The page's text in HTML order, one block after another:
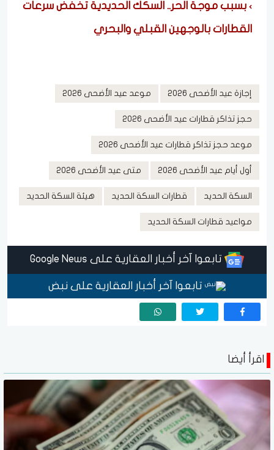
بسبب موجة الحر.. السكك الحديدية تخفض سرعات
القطارات بالوجهين القبلي والبحري
إجازة عيد الأضحى 2026 موعد عيد الأضحى 2026
حجز تذاكر قطارات عيد الأضحى 2026
موعد حجز تذاكر قطارات عيد الأضحى 2026
أول أيام عيد الأضحى 2026 متى عيد الأضحى 2026
السكة الحديد قطارات السكة الحديد هيئة السكة الحديد
مواعيد قطارات السكة الحديد
تابعوا آخر أخبار العقارية على Google News
تابعوا آخر أخبار العقارية على نبض
اقرأ أيضا